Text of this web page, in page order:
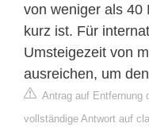
von weniger als 40
kurz ist. Für
Umsteigezeit von
ausreichen, um
Antrag auf Entfernung
vollständige Antwort auf